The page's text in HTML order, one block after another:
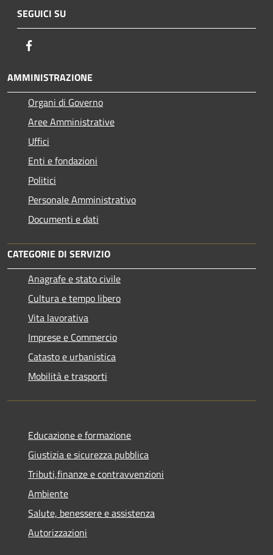
SEGUICI SU
AMMINISTRAZIONE
Organi di Governo
Aree Amministrative
Uffici
Enti e fondazioni
Politici
Personale Amministrativo
Documenti e dati
CATEGORIE DI SERVIZIO
Anagrafe e stato civile
Cultura e tempo libero
Vita lavorativa
Imprese e Commercio
Catasto e urbanistica
Mobilità e trasporti
Educazione e formazione
Giustizia e sicurezza pubblica
Tributi,finanze e contravvenzioni
Ambiente
Salute, benessere e assistenza
Autorizzazioni